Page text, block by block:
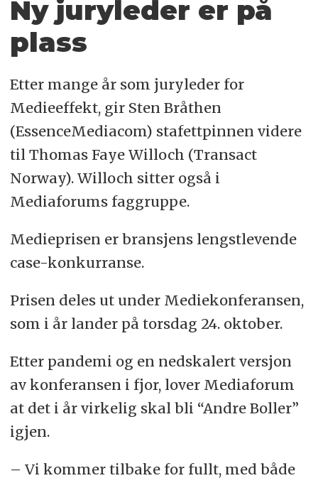
Ny juryleder er på
plass
Etter mange år som juryleder for
Medieeffekt, gir Sten Bråthen
(EssenceMediacom) stafettpinnen videre
til Thomas Faye Willoch (Transact
Norway). Willoch sitter også i
Mediaforums faggruppe.
Medieprisen er bransjens lengstlevende
case-konkurranse.
Prisen deles ut under Mediekonferansen,
som i år lander på torsdag 24. oktober.
Etter pandemi og en nedskalert versjon
av konferansen i fjor, lover Mediaforum
at det i år virkelig skal bli “Andre Boller”
igjen.
– Vi kommer tilbake for fullt, med både